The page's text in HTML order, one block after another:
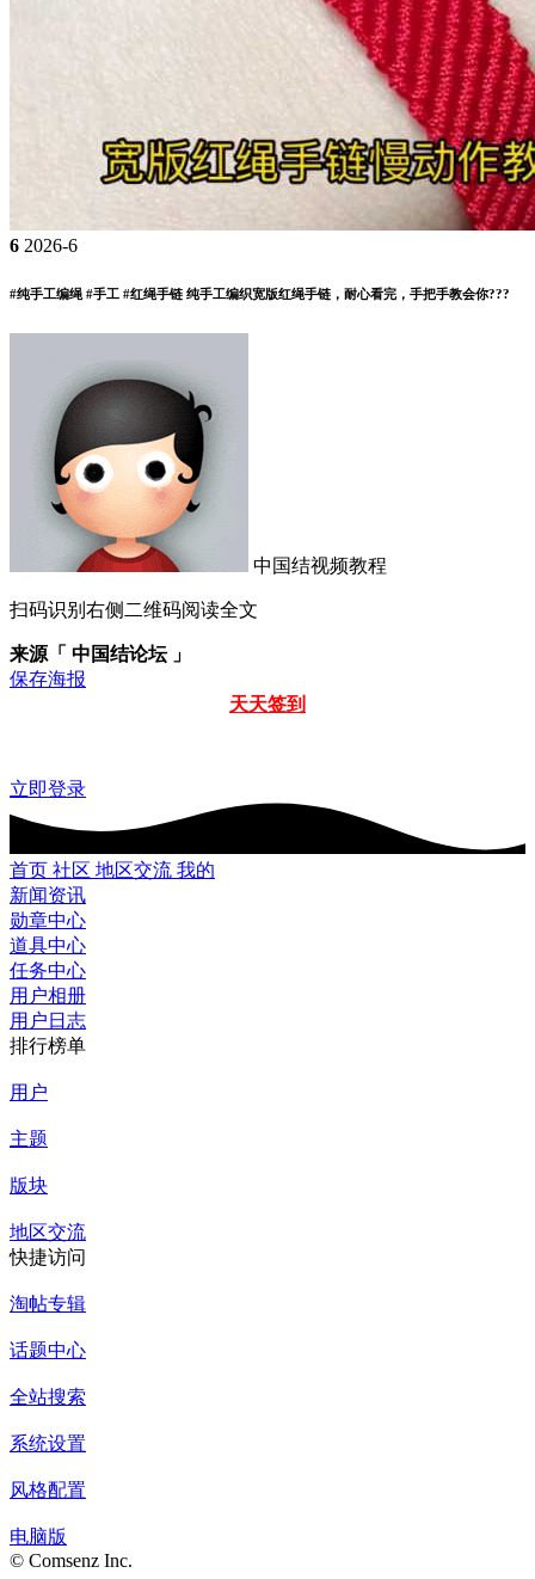
6 2026-6
#纯手工编绳 #手工 #红绳手链 纯手工编织宽版红绳手链，耐心看完，手把手教会你???
中国结视频教程
扫码识别右侧二维码阅读全文
来源「 中国结论坛 」
保存海报
天天签到
立即登录
首页 社区 地区交流 我的
新闻资讯
勋章中心
道具中心
任务中心
用户相册
用户日志
排行榜单
用户
主题
版块
地区交流
快捷访问
淘帖专辑
话题中心
全站搜索
系统设置
风格配置
电脑版
© Comsenz Inc.